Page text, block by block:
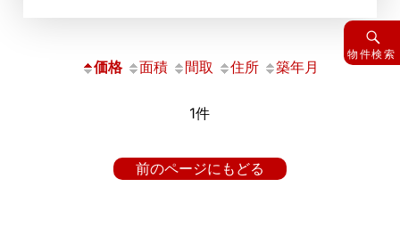
価格 面積 間取 住所 築年月
1件
前のページにもどる
物件検索